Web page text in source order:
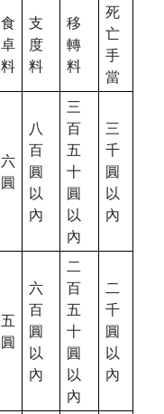
食
卓
料
支
度
料
移
轉
料
死
亡
手
當
六
圓
八
百
圓
以
內
三
百
五
十
圓
以
內
三
千
圓
以
內
五
圓
六
百
圓
以
內
二
百
五
十
圓
以
內
二
千
圓
以
內